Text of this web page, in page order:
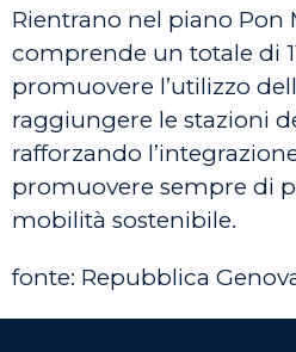
Rientrano nel piano Pon
comprende un totale di
promuovere l’utilizzo
raggiungere le stazioni
rafforzando
promuovere sempre di
mobilità sostenibile.
fonte: Repubblica